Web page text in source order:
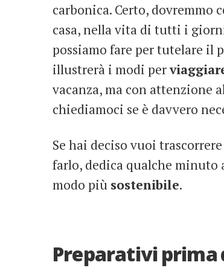
carbonica. Certo, dovremmo
casa, nella vita di tutti i
possiamo fare per tutelare il
illustrerà i modi per
vacanza, ma con attenzione
chiediamoci se è davvero
Se hai deciso vuoi
farlo, dedica qualche
modo più sostenibile.
Preparativi prima